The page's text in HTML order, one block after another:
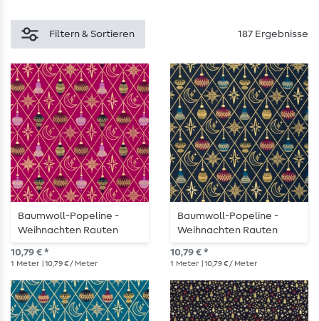
Filtern & Sortieren 187 Ergebnisse
Baumwoll-Popeline -
Weihnachten Rauten
Kugeln Beere Gold
10,79 € *
1 Meter | 10,79 € / Meter
Baumwoll-Popeline -
Weihnachten Rauten
Kugeln Navy Gold
10,79 € *
1 Meter | 10,79 € / Meter